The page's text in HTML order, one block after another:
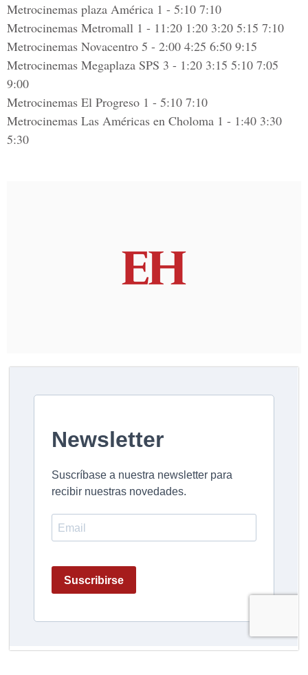
Metrocinemas plaza América 1 - 5:10 7:10
Metrocinemas Metromall 1 - 11:20 1:20 3:20 5:15 7:10
Metrocinemas Novacentro 5 - 2:00 4:25 6:50 9:15
Metrocinemas Megaplaza SPS 3 - 1:20 3:15 5:10 7:05
9:00
Metrocinemas El Progreso 1 - 5:10 7:10
Metrocinemas Las Américas en Choloma 1 - 1:40 3:30
5:30